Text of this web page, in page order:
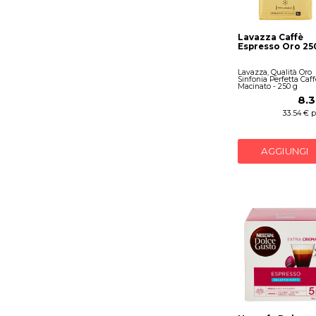
Lavazza Caffè
Espresso Oro
Lavazza, Qualità Oro
Sinfonia Perfetta
Macinato - 250 g
33.54 €
AGGIUNGI